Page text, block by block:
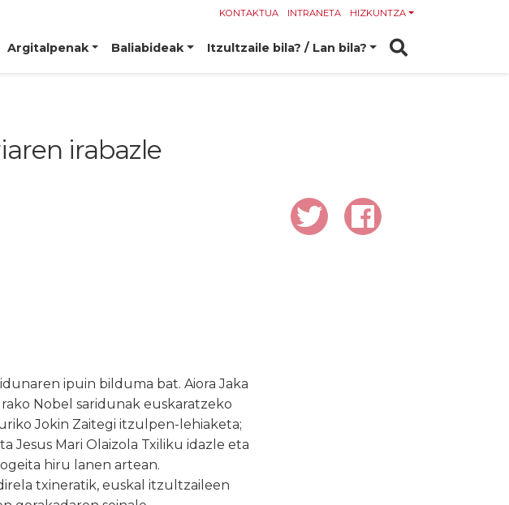
KONTAKTUA INTRANETA HIZKUNTZA
Argitalpenak Baliabideak Itzultzaile bila? / Lan bila?
irabazle
ipuin bilduma bat. Aiora Jaka
Nobel saridunak euskaratzeko
Jokin Zaitegi itzulpen-lehiaketa;
Jesus Mari Olaizola Txiliku idazle eta
hiru lanen artean.
txineratik, euskal itzultzaileen